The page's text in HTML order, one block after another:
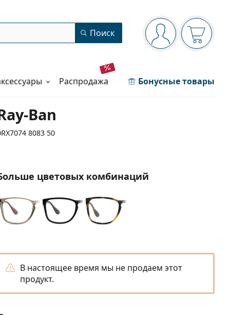
Панель навигации
Вы вошли вВаша
Поиск
распродажа Бонусные товары
Ban
8083 50
цветовых комбинаций
В настоящее время мы не продаем этот
продукт.